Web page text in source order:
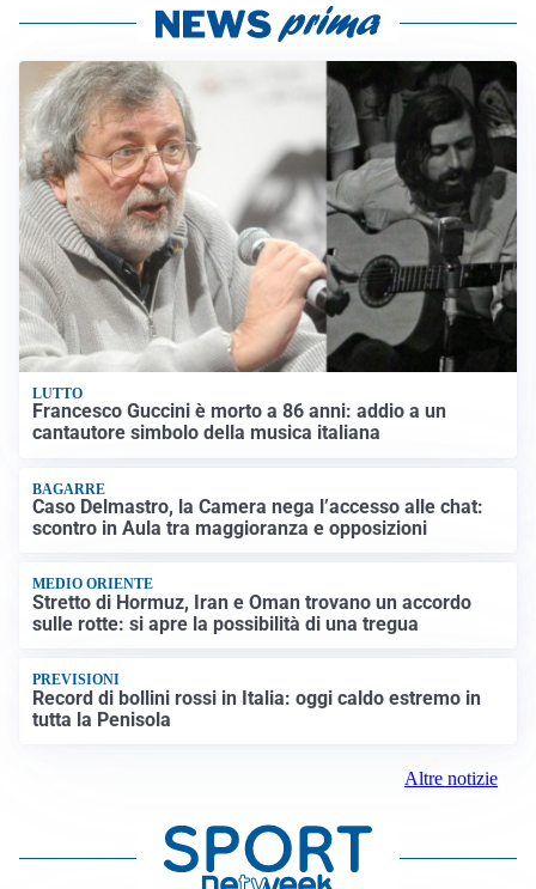
LUTTO
Francesco Guccini è morto a 86 anni: addio a un
cantautore simbolo della musica italiana
BAGARRE
Caso Delmastro, la Camera nega l’accesso alle chat:
scontro in Aula tra maggioranza e opposizioni
MEDIO ORIENTE
Stretto di Hormuz, Iran e Oman trovano un accordo
sulle rotte: si apre la possibilità di una tregua
PREVISIONI
Record di bollini rossi in Italia: oggi caldo estremo in
tutta la Penisola
Altre notizie